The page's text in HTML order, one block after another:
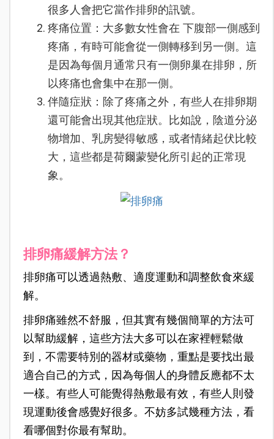
很多人會把它當作排卵的訊號。
疼痛位置：大多數女性會在 下腹部一側感到
疼痛，有時可能會從一側轉移到另一側。這
是因為每個月通常只有一側卵巢在排卵，所
以疼痛也會集中在那一側。
伴隨症狀：除了疼痛之外，有些人在排卵期
還可能會出現其他症狀。比如說，陰道分泌
物增加、乳房變得敏感，或者情緒起伏比較
大，這些都是荷爾蒙變化所引起的正常現
象。
排卵痛緩解方法？
排卵痛可以透過熱敷、適度運動和調整飲食來緩
解。
排卵痛雖然不舒服，但其實有幾個簡單的方法可
以幫助緩解，這些方法大多可以在家裡輕鬆做
到，不需要特別的器材或藥物，重點是要找出最
適合自己的方式，因為每個人的身體反應都不太
一樣。有些人可能覺得熱敷最有效，有些人則發
現運動後會感覺好很多。不妨多試幾種方法，看
看哪個對你最有幫助。